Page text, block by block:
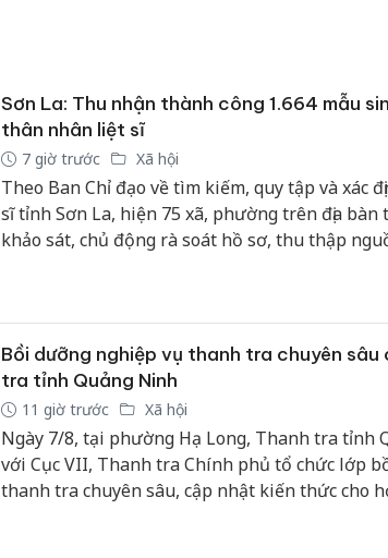
Sơn La: Thu nhận thành công 1.664 mẫu
thân nhân liệt sĩ
7 giờ trước Xã hội
Theo Ban Chỉ đạo về tìm kiếm, quy tập và xác
sĩ tỉnh Sơn La, hiện 75 xã, phường trên địa
khảo sát, chủ động rà soát hồ sơ, thu thập
Bồi dưỡng nghiệp vụ thanh tra chuyên
tra tỉnh Quảng Ninh
11 giờ trước Xã hội
Ngày 7/8, tại phường Hạ Long, Thanh tra tỉnh
với Cục VII, Thanh tra Chính phủ tổ chức lớp
thanh tra chuyên sâu, cập nhật kiến thức cho